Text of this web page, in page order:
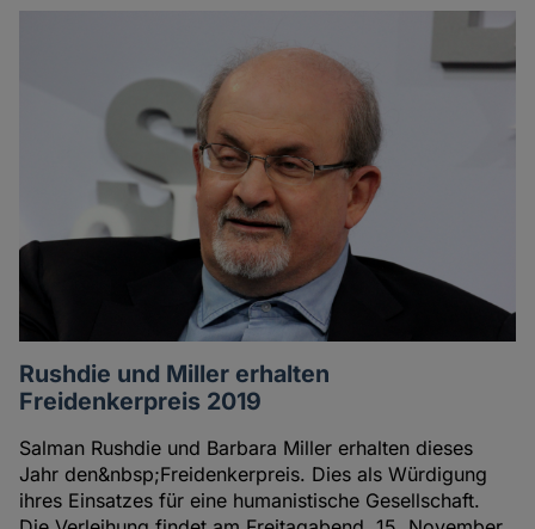
Rushdie und Miller erhalten
Freidenkerpreis 2019
Salman Rushdie und Barbara Miller erhalten dieses
Jahr den&nbsp;Freidenkerpreis. Dies als Würdigung
ihres Einsatzes für eine humanistische Gesellschaft.